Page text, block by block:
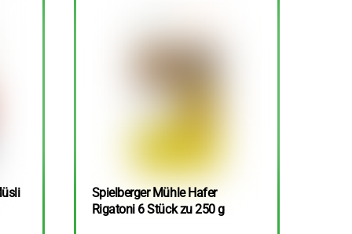
Spielberger Mühle Hafer
Rigatoni 6 Stück zu 250 g